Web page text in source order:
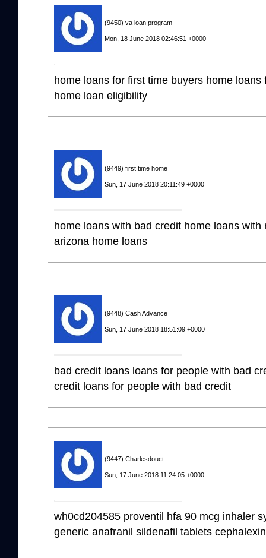
(9450) va loan program
Mon, 18 June 2018 02:46:51 +0000
home loans for first time buyers home
home loan eligibility
(9449) first time home
Sun, 17 June 2018 20:11:49 +0000
home loans with bad credit home loans
arizona home loans
(9448) Cash Advance
Sun, 17 June 2018 18:51:09 +0000
bad credit loans loans for people with bad
credit loans for people with bad credit
(9447) Charlesdouct
Sun, 17 June 2018 11:24:05 +0000
wh0cd204585 proventil hfa 90 mcg inhaler
generic anafranil sildenafil tablets cephalexin